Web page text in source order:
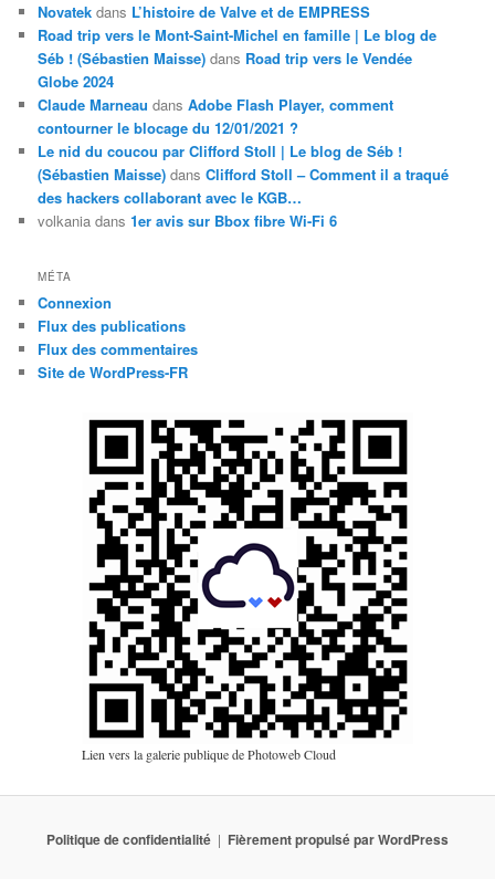
Novatek dans L’histoire de Valve et de EMPRESS
Road trip vers le Mont-Saint-Michel en famille | Le blog de
Séb ! (Sébastien Maisse) dans Road trip vers le Vendée
Globe 2024
Claude Marneau dansAdobe Flash Player, comment
contourner le blocage du 12/01/2021 ?
Le nid du coucou par Clifford Stoll | Le blog de Séb !
(Sébastien Maisse) dansClifford Stoll – Comment il a traqué
des hackers collaborant avec le KGB…
volkania dans1er avis sur Bbox fibre Wi-Fi 6
MÉTA
Connexion
Flux des publications
Flux des commentaires
Site de WordPress-FR
Lien vers la galerie publique de Photoweb Cloud
Politique de confidentialité Fièrement propulsé par WordPress